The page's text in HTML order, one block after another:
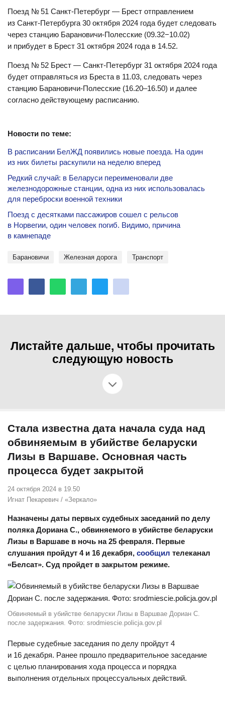
Поезд № 51 Санкт-Петербург — Брест отправлением
из Санкт-Петербурга 30 октября 2024 года будет следовать
через станцию Барановичи-Полесские (09.32−10.02)
и прибудет в Брест 31 октября 2024 года в 14.52.
Поезд № 52 Брест — Санкт-Петербург 31 октября 2024 года
будет отправляться из Бреста в 11.03, следовать через
станцию Барановичи-Полесские (16.20–16.50) и далее
согласно действующему расписанию.
Новости по теме:
В расписании БелЖД появились новые поезда. На один
из них билеты раскупили на неделю вперед
Редкий случай: в Беларуси переименовали две
железнодорожные станции, одна из них использовалась
для переброски военной техники
Поезд с десятками пассажиров сошел с рельсов
в Норвегии, один человек погиб. Видимо, причина
в камнепаде
Барановичи Железная дорога Транспорт
Листайте дальше, чтобы прочитать
следующую новость